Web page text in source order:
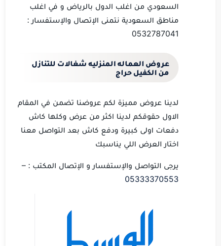
السعودي من اغلب الدول بالرياض و في اغلب
مناطق السعودية نتمنى الإتصال والإستفسار :
0532787041
عروض العماله المنزليه شغالات للتنازل
من الكفيل حراج
لدينا عروض مميزة لكم عروضنا تضمن في المقام
الاول حقوقكم لدينا اكثر من عرض وكلها كاش
دفعات اولى كبيرة ودفع كاش بعد التواصل معنا
اختار العرض اللي يناسبك
يرجى التواصل والإستفسار و الإتصال المكتب : –
05333370553